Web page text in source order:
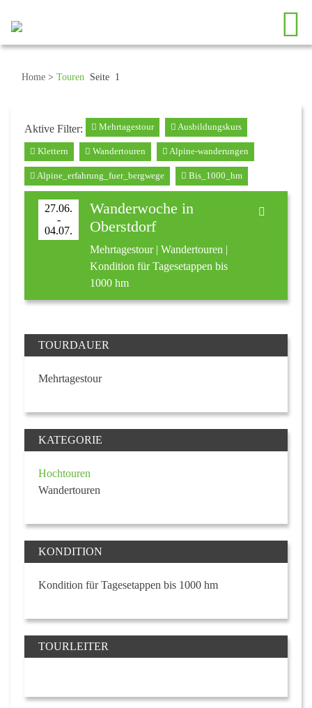
Home > Touren Seite 1
Aktive Filter: Mehrtagestour Ausbildungskurs
Klettern Wandertouren Alpine-wanderungen
Alpine_erfahrung_fuer_bergwege Bis_1000_hm
27.06.
-
04.07.
Wanderwoche in
Oberstdorf
Mehrtagestour | Wandertouren |
Kondition für Tagesetappen bis
1000 hm
TOURDAUER
Mehrtagestour
KATEGORIE
Hochtouren
Wandertouren
KONDITION
Kondition für Tagesetappen bis 1000 hm
TOURLEITER